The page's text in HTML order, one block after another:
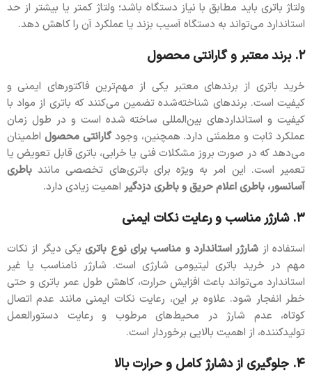
ولتاژ باتری باید مطابق با نیاز دستگاه باشد؛ ولتاژ کمتر یا بیشتر از حد
استاندارد می‌تواند به دستگاه آسیب بزند یا عملکرد آن را کاهش دهد.
۲. برند معتبر و گارانتی محصول
خرید باتری از برندهای معتبر یکی از مهم‌ترین فاکتورهای ایمنی و
کیفیت است. برندهای شناخته‌شده تضمین می‌کنند که باتری از مواد با
کیفیت و استانداردهای بین‌المللی ساخته شده است و در طول زمان
عملکرد ثابت و مطمئنی دارد. همچنین، وجودگارانتی محصول اطمینان
می‌دهد که در صورت بروز مشکلات فنی یا خرابی، باتری قابل تعویض یا
تعمیر است. این امر به ویژه برای باتری‌های تخصصی مانند باطری
آسانسور، باطری اعلام حریق و باطری دزدگیر اهمیت زیادی دارد.
۳. شارژر مناسب و رعایت نکات ایمنی
استفاده از شارژر استاندارد و مناسب برای نوع باترییکی دیگر از نکات
مهم در خرید باتری لیتیومی شارژی است. شارژر نامناسب یا غیر
استاندارد می‌تواند باعث افزایش حرارت، کاهش طول عمر باتری و حتی
خطر انفجار شود. علاوه بر این، رعایت نکات ایمنی مانند عدم اتصال
کوتاه، عدم شارژ در محیط‌های مرطوب و رعایت دستورالعمل
تولیدکننده، از اهمیت بالایی برخوردار است.
۴. جلوگیری از دشارژ کامل و حرارت بالا